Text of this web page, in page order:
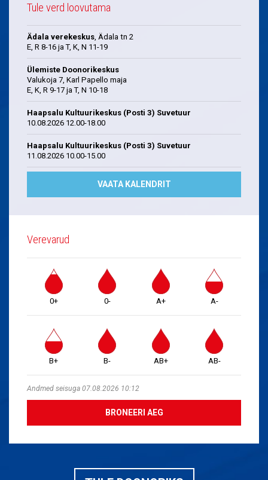
Tule verd loovutama
Ädala verekeskus, Ädala tn 2
E, R 8-16 ja T, K, N 11-19
Ülemiste Doonorikeskus
Valukoja 7, Karl Papello maja
E, K, R 9-17 ja T, N 10-18
Haapsalu Kultuurikeskus (Posti 3) Suvetuur
10.08.2026 12.00-18.00
Haapsalu Kultuurikeskus (Posti 3) Suvetuur
11.08.2026 10.00-15.00
VAATA KALENDRIT
Verevarud
0+ 0- A+ A-
B+ B- AB+ AB-
Andmed seisuga 07.08.2026 10:12
BRONEERI AEG